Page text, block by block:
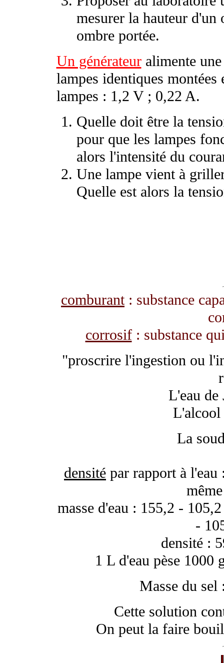
mesurer la hauteur d'un
ombre portée.
Un générateuralimente
lampes identiques
lampes : 1,2 V ; 0,22 A.
Quelle doit être la
pour que les lampes
alors l'intensité du
Une lampe vient à
Quelle est alors la
comburant: substance
corrosif: substance
"proscrire l'ingestion ou
L'eau de
L'alcool
La
densité par rapport à l'eau
masse d'eau : 155,2 -
-
densité :
1 L d'eau pèse 1000
Masse du
Cette solution
On peut la faire